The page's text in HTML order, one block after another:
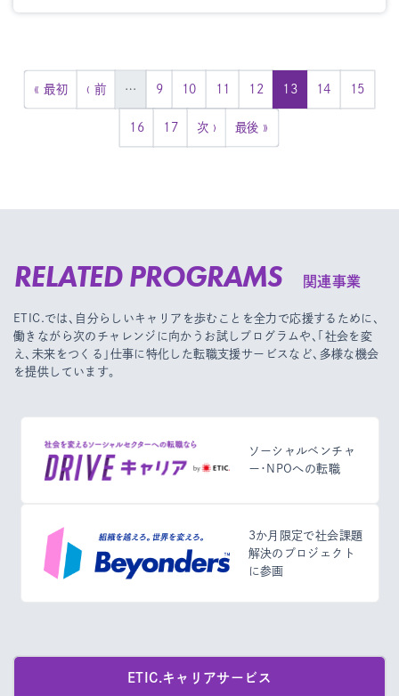
« 最初 ‹ 前 … 9 10 11 12 13 14 15
16 17 次 › 最後 »
RELATED PROGRAMS 関連事業
ETIC.では、自分らしいキャリアを歩むことを全力で応援するために、
働きながら次のチャレンジに向かうお試しプログラムや、
「社会を変
え、未来をつくる」仕事に特化した転職支援サービスなど、多様な機会
を提供しています。
ソーシャルベンチャ
ー・NPOへの転職
3か月限定で社会課題
解決のプロジェクト
に参画
ETIC.キャリアサービス